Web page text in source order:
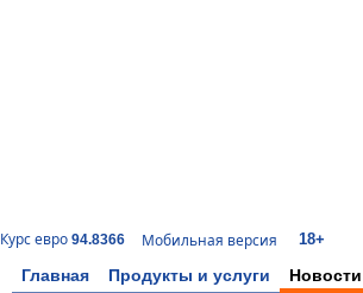
Курс евро 94.8366 Мобильная версия 18+
Главная Продукты и услуги Новости